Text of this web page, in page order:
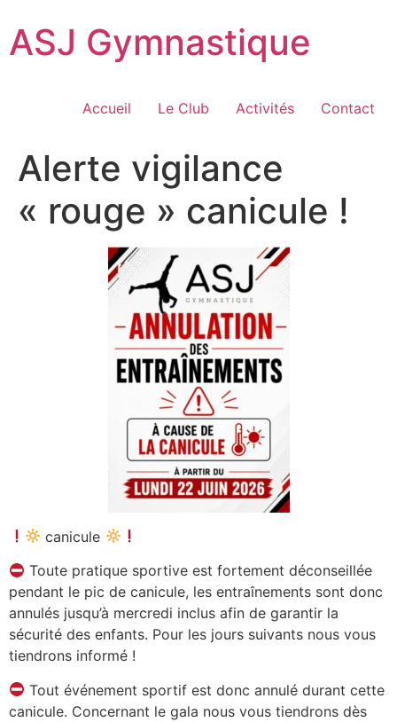
ASJ Gymnastique
Accueil Le Club Activités Contact
Alerte vigilance
« rouge » canicule !
canicule
Toute pratique sportive est fortement déconseillée
pendant le pic de canicule, les entraînements sont donc
annulés jusqu’à mercredi inclus afin de garantir la
sécurité des enfants. Pour les jours suivants nous vous
tiendrons informé !
Tout événement sportif est donc annulé durant cette
canicule. Concernant le gala nous vous tiendrons dès